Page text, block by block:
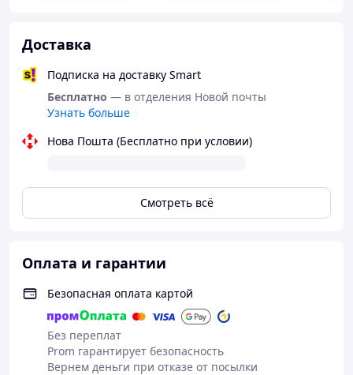
Доставка
Подписка на доставку Smart
Бесплатно — в отделения Новой почты
Узнать больше
Нова Пошта (Бесплатно при условии)
Смотреть всё
Оплата и гарантии
Безопасная оплата картой
Без переплат
Prom гарантирует безопасность
Вернем деньги при отказе от посылки